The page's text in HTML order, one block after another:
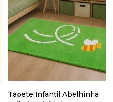
condições
Tapete Infantil Abelhinha